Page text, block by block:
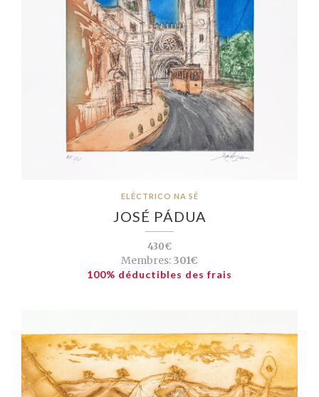
ELÉCTRICO NA SÉ
JOSÉ PÁDUA
430€
Membres: 301€
100% déductibles des frais